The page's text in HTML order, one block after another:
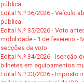
pública
Edital N.º 36/2026 - Veículo
pública
Edital N.º 35/2026 - Voto
mobilidade - 1 de fevereiro -
secções de voto
Edital N.º 34/2026 - Isenção
bilhetes em equipamentos
Edital N.º 33/2026 - Imposto